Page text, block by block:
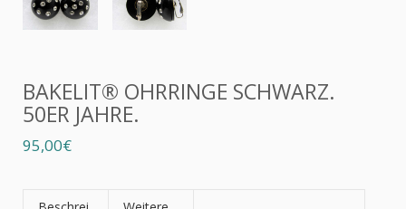
BAKELIT® OHRRINGE SCHWARZ.
50ER JAHRE.
95,00€